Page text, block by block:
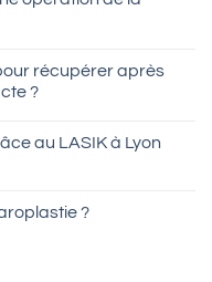
récupérer après
?
au LASIK à Lyon
?